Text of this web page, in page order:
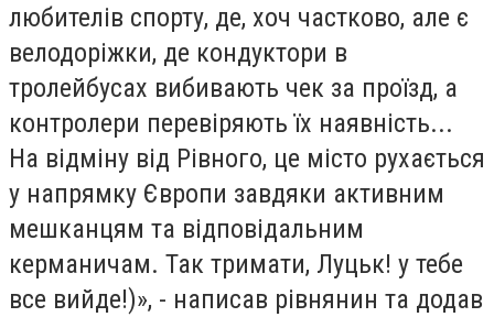
любителів спорту, де, хоч частково, але є
велодоріжки, де кондуктори в
тролейбусах вибивають чек за проїзд, а
контролери перевіряють їх наявність...
На відміну від Рівного, це місто рухається
у напрямку Європи завдяки активним
мешканцям та відповідальним
керманичам. Так тримати, Луцьк! у тебе
все вийде!)», - написав рівнянин та додав